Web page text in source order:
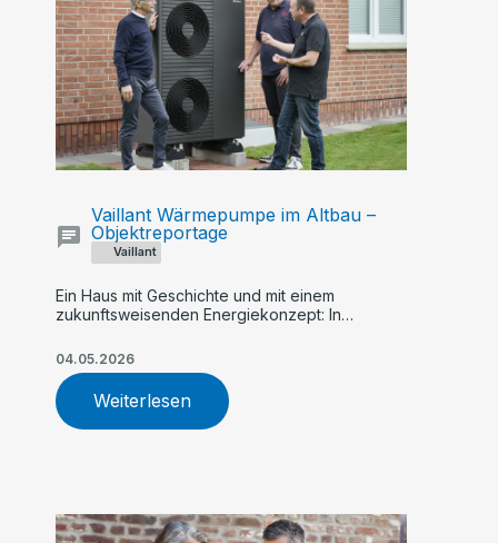
Vaillant
Vaillant Wärmepumpe im Altbau –
Objektreportage
Ein Haus mit Geschichte und mit einem
zukunftsweisenden Energiekonzept: In
mit einer Kombination aus Wärmepumpe und
Gas-Brennwertkessel
04.05.2026
Weiterlesen